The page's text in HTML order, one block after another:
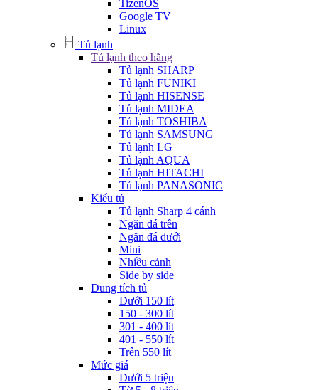
TizenOS
Google TV
Linux
Tủ lạnh
Tủ lạnh theo hãng
Tủ lạnh SHARP
Tủ lạnh FUNIKI
Tủ lạnh HISENSE
Tủ lạnh MIDEA
Tủ lạnh TOSHIBA
Tủ lạnh SAMSUNG
Tủ lạnh LG
Tủ lạnh AQUA
Tủ lạnh HITACHI
Tủ lạnh PANASONIC
Kiểu tủ
Tủ lạnh Sharp 4 cánh
Ngăn đá trên
Ngăn đá dưới
Mini
Nhiều cánh
Side by side
Dung tích tủ
Dưới 150 lít
150 - 300 lít
301 - 400 lít
401 - 550 lít
Trên 550 lít
Mức giá
Dưới 5 triệu